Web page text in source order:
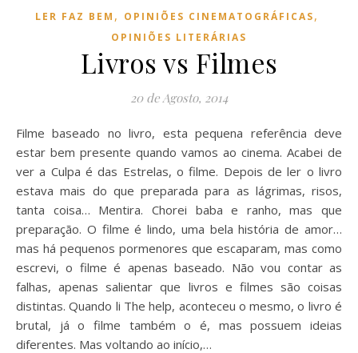
LER FAZ BEM , OPINIÕES CINEMATOGRÁFICAS,
OPINIÕES LITERÁRIAS
Livros vs Filmes
20 de Agosto, 2014
Filme baseado no livro, esta pequena referência deve
estar bem presente quando vamos ao cinema. Acabei de
ver a Culpa é das Estrelas, o filme. Depois de ler o livro
estava mais do que preparada para as lágrimas, risos,
tanta coisa… Mentira. Chorei baba e ranho, mas que
preparação. O filme é lindo, uma bela história de amor…
mas há pequenos pormenores que escaparam, mas como
escrevi, o filme é apenas baseado. Não vou contar as
falhas, apenas salientar que livros e filmes são coisas
distintas. Quando li The help, aconteceu o mesmo, o livro é
brutal, já o filme também o é, mas possuem ideias
diferentes. Mas voltando ao início,…